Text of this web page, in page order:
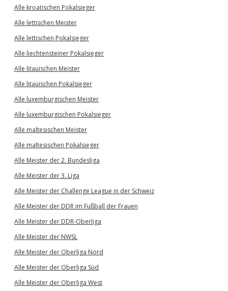
Alle kroatischen Pokalsieger
Alle lettischen Meister
Alle lettischen Pokalsieger
Alle liechtensteiner Pokalsieger
Alle litauischen Meister
Alle litauischen Pokalsieger
Alle luxemburgischen Meister
Alle luxemburgischen Pokalsieger
Alle maltesischen Meister
Alle maltesischen Pokalsieger
Alle Meister der 2. Bundesliga
Alle Meister der 3. Liga
Alle Meister der Challenge League in der Schweiz
Alle Meister der DDR im Fußball der Frauen
Alle Meister der DDR-Oberliga
Alle Meister der NWSL
Alle Meister der Oberliga Nord
Alle Meister der Oberliga Süd
Alle Meister der Oberliga West